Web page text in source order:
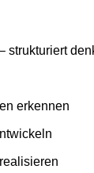
strukturiert
erkennen